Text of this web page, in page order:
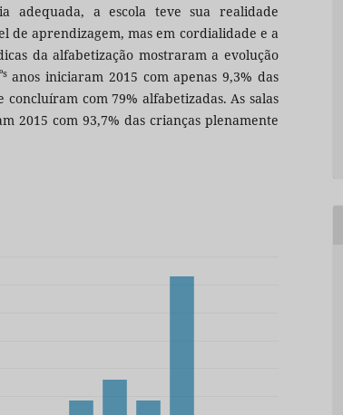
adequada, a escola teve sua realidade
de aprendizagem, mas em cordialidade e a
da alfabetização mostraram a evolução
ºsanos iniciaram 2015 com apenas 9,3% das
com 79% alfabetizadas. As salas
2015 com 93,7% das crianças plenamente